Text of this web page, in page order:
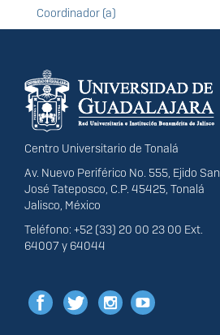
Coordinador (a)
Información del
portal
Centro Universitario de Tonalá
Av. Nuevo Periférico No. 555, Ejido San
José Tateposco, C.P. 45425, Tonalá
Jalisco, México
Teléfono: +52 (33) 20 00 23 00 Ext.
64007 y 64044